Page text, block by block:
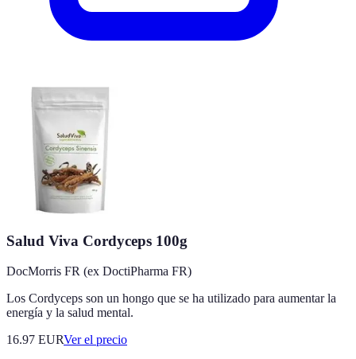
Salud Viva Cordyceps 100g
DocMorris FR (ex DoctiPharma FR)
Los Cordyceps son un hongo que se ha utilizado para aumentar la
energía y la salud mental.
16.97 EURVer el precio